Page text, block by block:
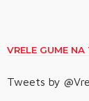
VRELE GUME
Tweets by